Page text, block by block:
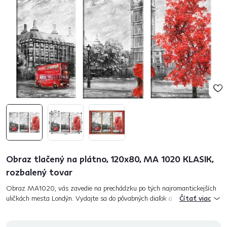
Obraz tlačený na plátno, 120x80, MA 1020 KLASIK,
rozbalený tovar
Obraz MA1020, vás zavedie na prechádzku po tých najromantickejších
uličkách mesta Londýn. Vydajte sa do pôvabných diaľok a sveta fantázie
Čítať viac